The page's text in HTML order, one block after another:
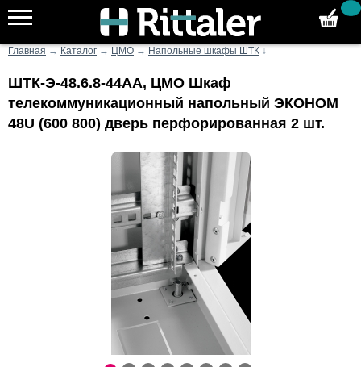
Главная → Каталог → ЦМО → Напольные шкафы ШТК ↓
ШТК-Э-48.6.8-44АА, ЦМО Шкаф
телекоммуникационный напольный ЭКОНОМ
48U (600 800) дверь перфорированная 2 шт.